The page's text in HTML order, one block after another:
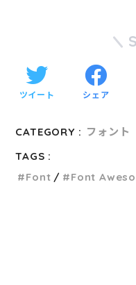
ツイート シェア
CATEGORY : フォント
TAGS :
Font
Font